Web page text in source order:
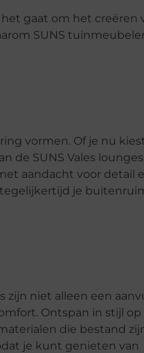
gaat om het creëren
SUNS
vormen. Of je nu
de SUNS Vales
aandacht voor detail
je
zijn niet alleen een
Ontspan in stijl op
die bestand
je kunt genieten van